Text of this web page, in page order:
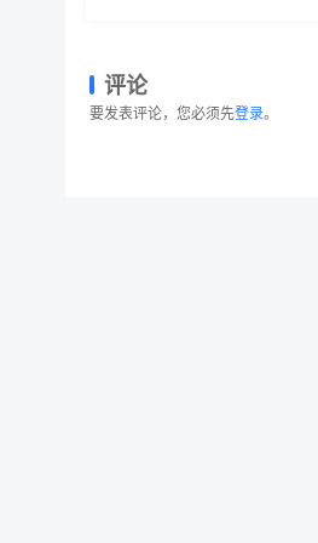
评论
要发表评论，您必须先登录。